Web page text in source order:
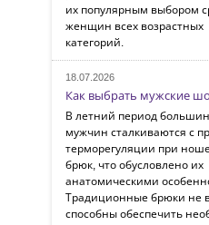
их популярным выбором
женщин всех возрастных
категорий.
18.07.2026
Как выбрать мужские
В летний период
мужчин сталкиваются с
терморегуляции при
брюк, что обусловлено их
анатомическими
Традиционные брюки не
способны обеспечить